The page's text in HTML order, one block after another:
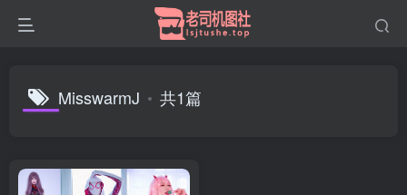
MisswarmJ 共1篇